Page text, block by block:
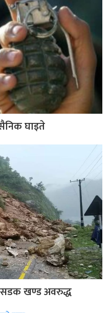
घाइते
सडक खण्ड अवरुद्ध